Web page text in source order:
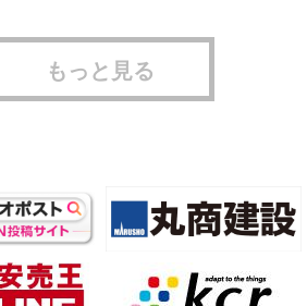
もっと見る